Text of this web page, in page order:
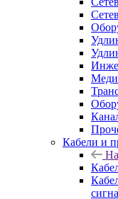
Кабели и